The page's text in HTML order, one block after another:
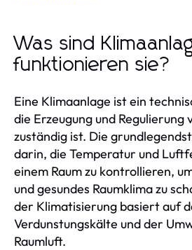
Was sind
funktionieren sie?
Eine Klimaanlage ist ein
die Erzeugung und Regulierung
zuständig ist. Die
darin, die Temperatur und
einem Raum zu kontrollieren,
und gesundes Raumklima zu
der Klimatisierung basiert auf
Verdunstungskälte und der
Raumluft.